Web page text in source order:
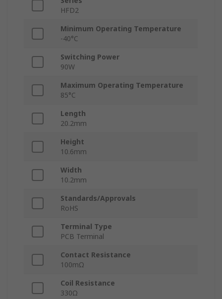
HFD2
Minimum Operating Temperature
-40°C
Switching Power
90W
Maximum Operating Temperature
85°C
Length
20.2mm
Height
10.6mm
Width
10.2mm
Standards/Approvals
RoHS
Terminal Type
PCB Terminal
Contact Resistance
100mΩ
Coil Resistance
330Ω